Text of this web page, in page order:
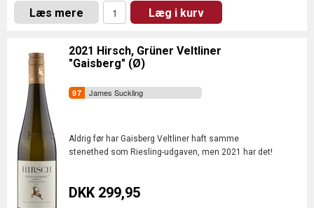
Læs mere Læg i kurv
2021 Hirsch, Grüner Veltliner
"Gaisberg" (Ø)
James Suckling
Aldrig før har Gaisberg Veltliner haft samme
stenethed som Riesling-udgaven, men 2021 har det!
DKK 299,95